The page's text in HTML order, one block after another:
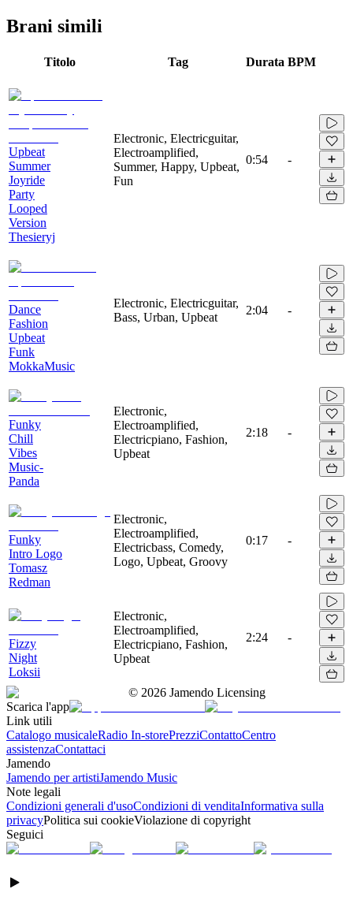
Brani simili
Titolo Tag Durata BPM
Upbeat
Summer
Joyride
Party
Looped
Version
Thesieryj
Electronic, Electricguitar,
Electroamplified,
Summer, Happy, Upbeat,
Fun
0:54 -
Dance
Fashion
Upbeat
Funk
MokkaMusic
Electronic, Electricguitar,
Bass, Urban, Upbeat
2:04 -
Funky
Chill
Vibes
Music-
Panda
Electronic,
Electroamplified,
Electricpiano, Fashion,
Upbeat
2:18 -
Funky
Intro Logo
Tomasz
Redman
Electronic,
Electroamplified,
Electricbass, Comedy,
Logo, Upbeat, Groovy
0:17 -
Fizzy
Night
Loksii
Electronic,
Electroamplified,
Electricpiano, Fashion,
Upbeat
2:24 -
© 2026 Jamendo Licensing
Scarica l'app
Link utili
Catalogo musicaleRadio In-storePrezziContattoCentro
assistenzaContattaci
Jamendo
Jamendo per artistiJamendo Music
Note legali
Condizioni generali d'usoCondizioni di venditaInformativa sulla
privacyPolitica sui cookieViolazione di copyright
Seguici